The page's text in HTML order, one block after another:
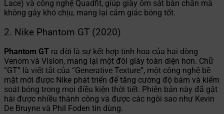
Lace) và công nghệ Quadfit, giúp giày ôm sát bàn chân mà
không gây khó chịu, mang lại cảm giác bóng tốt.
2. Nike Phantom GT (2020)
Phantom GT ra đời là sự kết hợp tinh hoa của hai dòng
Venom và Vision, mang lại một đôi giày toàn diện hơn. Chữ
“GT” là viết tắt của “Generative Texture”, một công nghệ bề
mặt mới được Nike phát triển để tăng cường độ bám và kiểm
soát bóng trong mọi điều kiện thời tiết. Phiên bản này đã gặt
hái được nhiều thành công và được các ngôi sao như Kevin
De Bruyne và Phil Foden tin dùng.